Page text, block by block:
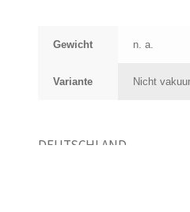
Gewicht n. a.
Variante Nicht
DEUTSCHLAND